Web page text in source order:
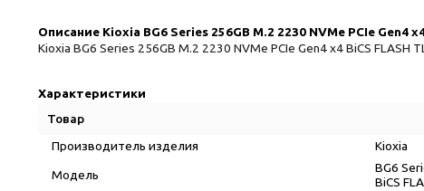
Описание Kioxia BG6 Series 256GB M.2 2230 NVMe PCIe Gen4
Kioxia BG6 Series 256GB M.2 2230 NVMe PCIe Gen4 x4 BiCS FLASH
Характеристики
Товар
Производитель изделия
Kioxia
Модель
BG6
BiCS